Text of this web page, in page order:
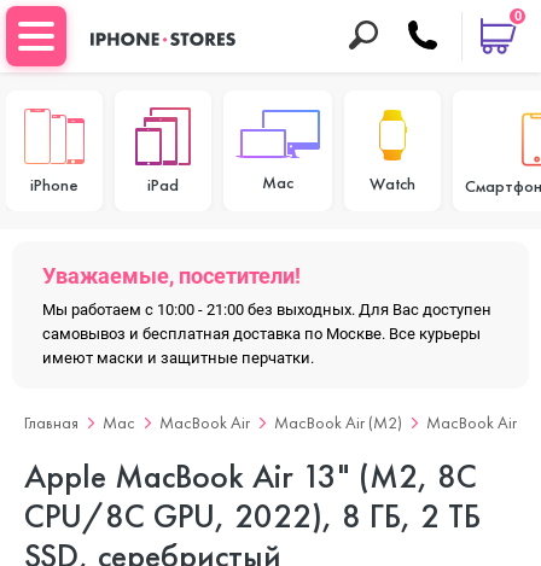
0
iPhone iPad Mac Watch
Уважаемые, посетители!
Мы работаем с 10:00 - 21:00 без выходных. Для Вас доступен
самовывоз и бесплатная доставка по Москве. Все курьеры
имеют маски и защитные перчатки.
Главная Mac MacBook Air MacBook Air (M2) MacBook Air
Apple MacBook Air 13" (M2, 8C
CPU/8C GPU, 2022), 8 ГБ, 2 ТБ
SSD, серебристый